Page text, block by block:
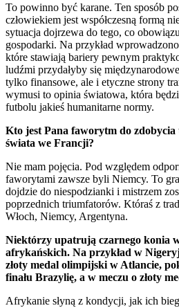
To powinno być karane. Ten sposób
człowiekiem jest współczesną formą
sytuacja dojrzewa do tego, co
gospodarki. Na przykład
które stawiają bariery pewnym
ludźmi przydałyby się
tylko finansowe, ale i etyczne strony
wymusi to opinia światowa, która
futbolu jakieś humanitarne normy.
Kto jest Pana faworytm do zdobycia
świata we Francji?
Nie mam pojęcia. Pod względem
faworytami zawsze byli Niemcy. To
dojdzie do niespodzianki i mistrzem
poprzednich triumfatorów. Któraś z
Włoch, Niemcy, Argentyna.
Niektórzy upatrują czarnego konia
afrykańskich. Na przykład w
złoty medal olimpijski w Atlancie,
finału Brazylię, a w meczu o złoty
Afrykanie słyną z kondycji, jak ich